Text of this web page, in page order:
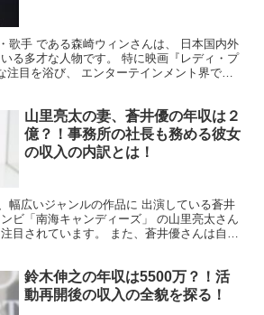
歌手 である森崎ウィンさんは、 日本国内外
る多才な人物です。 特に映画『レディ・プ
注目を浴び、 エンターテインメント界での
山里亮太の妻、蒼井優の年収は２
億？！事務所の社長も務める彼女
の収入の内訳とは！
幅広いジャンルの作品に 出演している蒼井
ビ「南海キャンディーズ」 の山里亮太さん
目されています。 また、蒼井優さんは自身
鈴木伸之の年収は5500万？！活
動再開後の収入の全貌を探る！